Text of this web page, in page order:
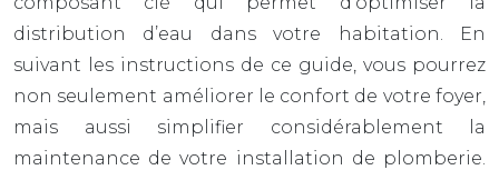
distribution d’eau dans votre habitation. En
suivant les instructions de ce guide, vous pourrez
non seulement améliorer le confort de votre foyer,
mais aussi simplifier considérablement la
maintenance de votre installation de plomberie.